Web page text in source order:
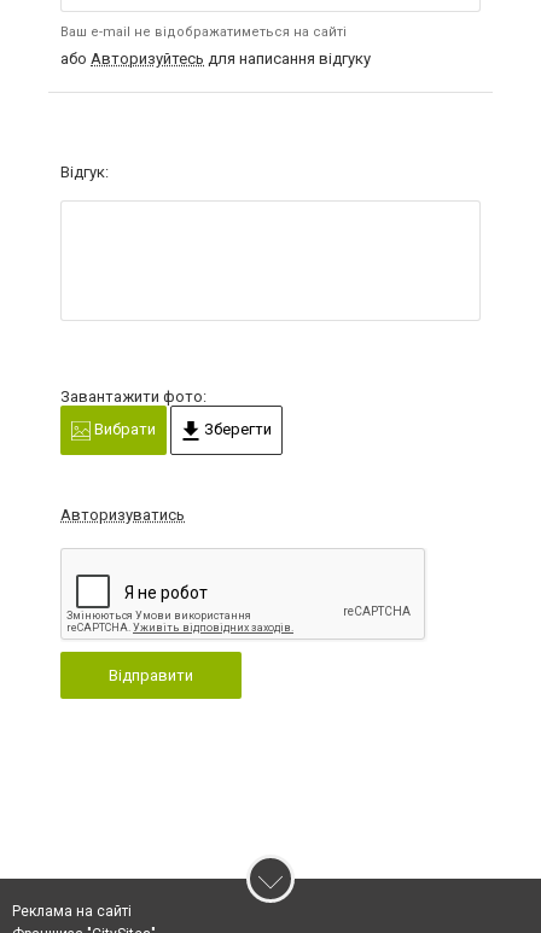
Ваш e-mail не відображатиметься на сайті
або Авторизуйтесь для написання відгуку
Відгук:
Завантажити фото:
Вибрати
Зберегти
Авторизуватись
Відправити
Реклама на сайті